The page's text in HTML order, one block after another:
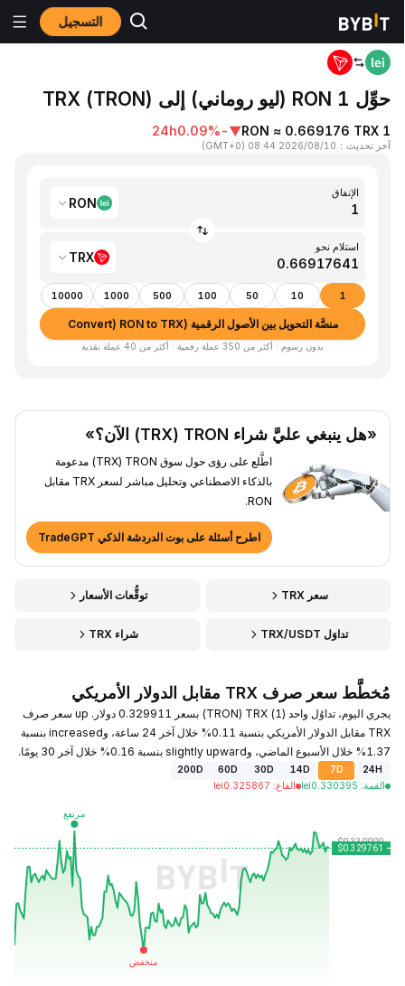
التسجيل المنزٍل RON to TRX
حوِّل 1 RON (ليو روماني) إلى TRX (TRON)
1 RON ≈ 0.669176 TRX
▼
-0.09%
24h
آخر تحديث：
2026/08/10 08:44
(
GMT+0
)
الإنفاق
RON
استلام نحو
TRX
1
10
50
100
500
1000
10000
منصَّة التحويل بين الأصول الرقمية (Convert) RON to TRX
بدون رسوم · أكثر من 350 عملة رقمية · أكثر من 40 عملة نقدية
«هل ينبغي عليَّ شراء TRON ‏(TRX) الآن؟»
اطَّلع على رؤى حول سوق TRON ‏(TRX) مدعومة
بالذكاء الاصطناعي وتحليل مباشر لسعر TRX مقابل
RON.
اطرح أسئلة على بوت الدردشة الذكي TradeGPT
سعر TRX توقُّعات الأسعار
تداوَل TRX/USDT شراء TRX
مُخطَّط سعر صرف TRX مقابل الدولار الأمريكي
يجري اليوم، تداوُل واحد (1) TRX ‏(TRON) بسعر 0.329911 دولار. up سعر صرف
TRX مقابل الدولار الأمريكي بنسبة 0.11% خلال آخر 24 ساعة، وincreased بنسبة
1.37% خلال الأسبوع الماضي، وslightly upward بنسبة 0.16% خلال آخر 30 يومًا.
24H
7D
14D
30D
60D
200D
القمة:
lei0.330395 القاع:
lei0.325867